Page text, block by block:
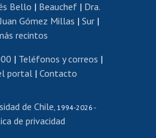
páginas blancas
os
reconocimiento de títulos
de Movilidad Estudiantil
de español
Bello | Beauchef| Dra.
Juan Gómez Millas | Sur |
recintos
| Teléfonos y correos |
portal| Contacto
de Chile, 1994-2026 -
de privacidad